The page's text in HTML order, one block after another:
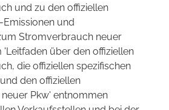
und zu den offiziellen
-Emissionen und
Stromverbrauch neuer
'Leitfaden über den offiziellen
die offiziellen spezifischen
den offiziellen
Pkw' entnommen